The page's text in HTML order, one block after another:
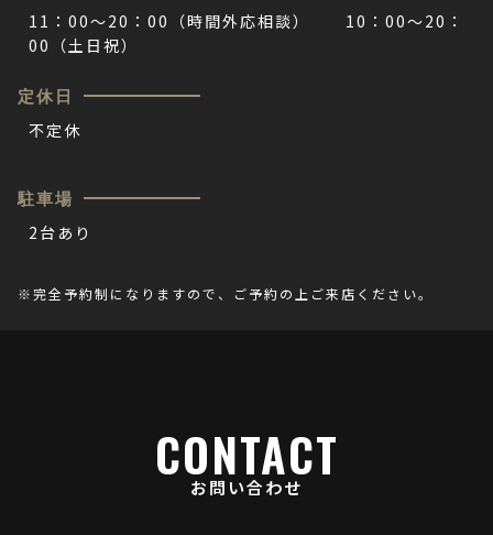
11：00～20：00（時間外応相談） 10：00～20：
00（土日祝）
定休日
不定休​
駐車場
2台あり​
※完全予約制になりますので、ご予約の上ご来店ください。
CONTACT
お問い合わせ